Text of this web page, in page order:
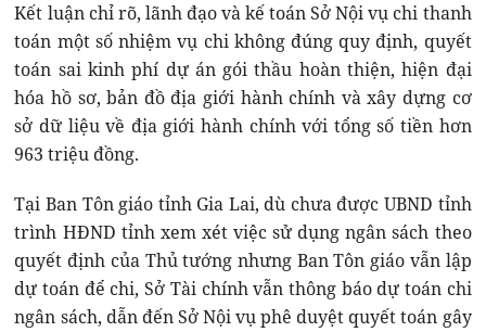
Kết luận chỉ rõ, lãnh đạo và kế toán Sở Nội vụ chi thanh
toán một số nhiệm vụ chi không đúng quy định, quyết
toán sai kinh phí dự án gói thầu hoàn thiện, hiện đại
hóa hồ sơ, bản đồ địa giới hành chính và xây dựng cơ
sở dữ liệu về địa giới hành chính với tổng số tiền hơn
963 triệu đồng.
Tại Ban Tôn giáo tỉnh Gia Lai, dù chưa được UBND tỉnh
trình HĐND tỉnh xem xét việc sử dụng ngân sách theo
quyết định của Thủ tướng nhưng Ban Tôn giáo vẫn lập
dự toán để chi, Sở Tài chính vẫn thông báo dự toán chi
ngân sách, dẫn đến Sở Nội vụ phê duyệt quyết toán gây